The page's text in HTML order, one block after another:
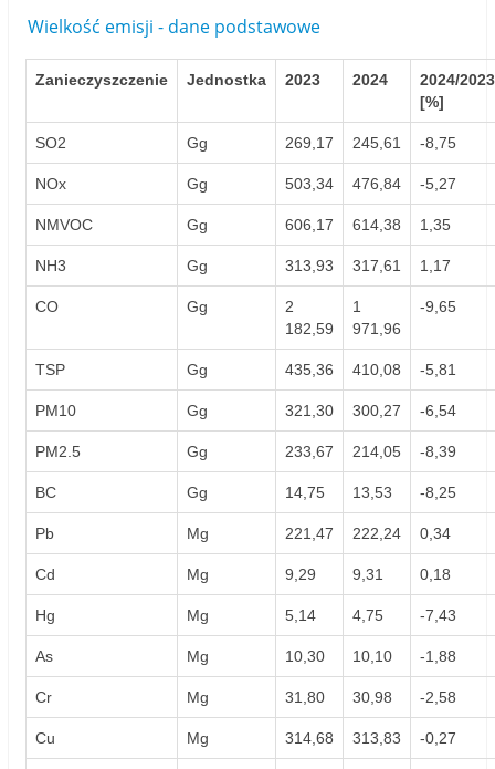
Wielkość emisji - dane podstawowe
Zanieczyszczenie Jednostka 2023 2024
2024/2023
[%]
SO2 Gg 269,17 245,61 -8,75
NOx Gg 503,34 476,84 -5,27
NMVOC Gg 606,17 614,38 1,35
NH3 Gg 313,93 317,61 1,17
CO Gg
2
182,59
1
971,96
-9,65
TSP Gg 435,36 410,08 -5,81
PM10 Gg 321,30 300,27 -6,54
PM2.5 Gg 233,67 214,05 -8,39
BC Gg 14,75 13,53 -8,25
Pb Mg 221,47 222,24 0,34
Cd Mg 9,29 9,31 0,18
Hg Mg 5,14 4,75 -7,43
As Mg 10,30 10,10 -1,88
Cr Mg 31,80 30,98 -2,58
Cu Mg 314,68 313,83 -0,27